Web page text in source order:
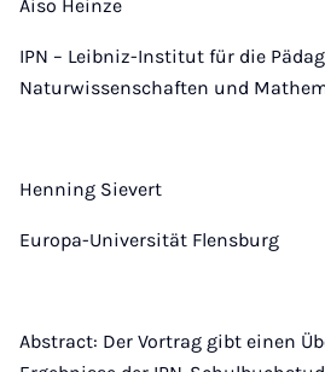
Aiso Heinze
IPN – Leibniz-Institut für die
Naturwissenschaften und
Henning Sievert
Europa-Universität Flensburg
Abstract: Der Vortrag gibt einen